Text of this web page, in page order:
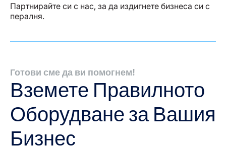
Партнирайте си с нас, за да издигнете бизнеса си с
пералня.
Готови сме да ви помогнем!
Вземете Правилното
Оборудване за Вашия
Бизнес